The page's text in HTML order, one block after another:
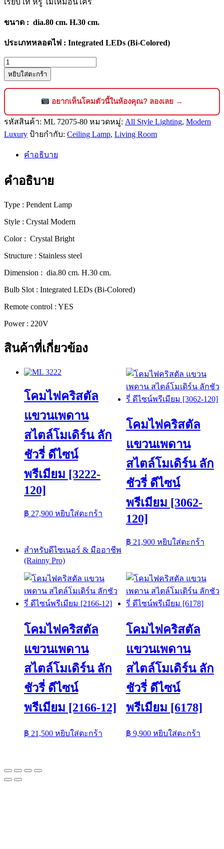
ขนาด : dia.80 cm. H.30 cm.
ประเภทหลอดไฟ : Integrated LEDs (Bi-Colored)
จำนวน
โคม
ไฟ
ติด
เพดาน
สไตล์
ลัก
ชัว
รี่
พรีเมียม
[72075-
ชิ้น
หยิบใส่ตะกร้า
อยากเห็นโคมตัวนี้ในห้องคุณ? ลองเลย →
รหัสสินค้า: ML 72075-80 หมวดหมู่: All Style Lighting, Modern
Luxury ป้ายกำกับ: Ceiling Lamp, Living Room
คำอธิบาย
คำอธิบาย
Type : Pendent Lamp
Style : Crystal Modern
Color : Crystal Bright
Structure : Stainless steel
Dimension : dia.80 cm. H.30 cm.
Bulb Slot : Integrated LEDs (Bi-Colored)
Remote control : YES
Power : 220V
สินค้าที่เกี่ยวข้อง
โคมไฟคริสตัล
แขวนเพดาน
สไตล์โมเดิร์น ลัก
ชัวรี่ ดีไซน์
พรีเมียม [3222-
120]
฿ 27,900 หยิบใส่ตะกร้า
โคมไฟคริสตัล
แขวนเพดาน
สไตล์โมเดิร์น ลัก
ชัวรี่ ดีไซน์
พรีเมียม [3062-
120]
฿ 21,900 หยิบใส่ตะกร้า
โคมไฟคริสตัล
แขวนเพดาน
สไตล์โมเดิร์น ลัก
ชัวรี่ ดีไซน์
พรีเมียม [2166-12]
฿ 21,500 หยิบใส่ตะกร้า
โคมไฟคริสตัล
แขวนเพดาน
สไตล์โมเดิร์น ลัก
ชัวรี่ ดีไซน์
พรีเมียม [6178]
฿ 9,900 หยิบใส่ตะกร้า
สำหรับดีไซเนอร์ & มืออาชีพ
(Rainny Pro)